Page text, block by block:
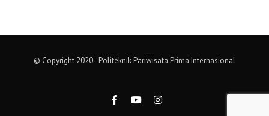
© Copyright 2020 - Politeknik Pariwisata Prima Internasional